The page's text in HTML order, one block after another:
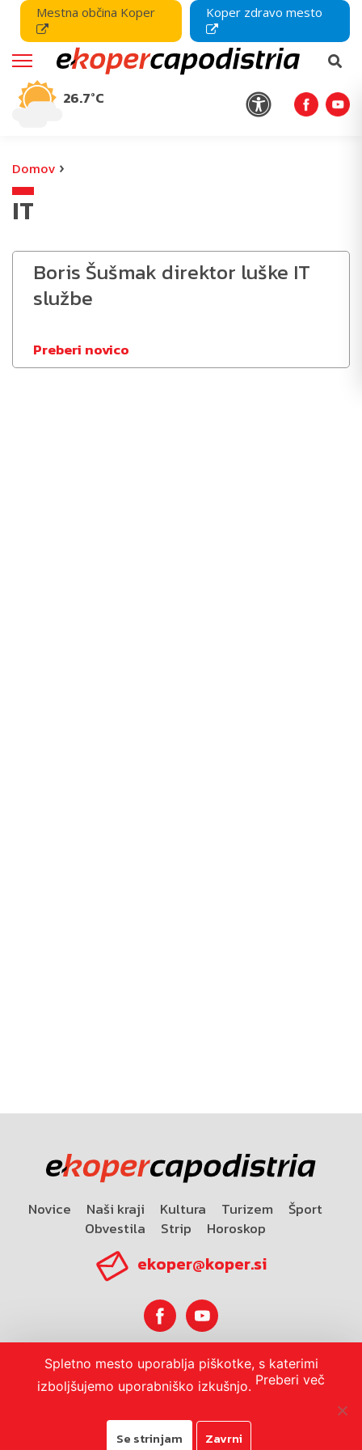
Mestna občina Koper Koper zdravo mesto
26.7°C
Domov ›
IT
Boris Šušmak direktor luške IT
službe
Preberi novico
Novice Naši kraji Kultura Turizem
Šport
Obvestila
Strip Horoskop
ekoper@koper.si
Horoskop
Spletno mesto uporablja piškotke, s katerimi
izboljšujemo uporabniško izkušnjo. Preberi več
Se strinjam Zavrni